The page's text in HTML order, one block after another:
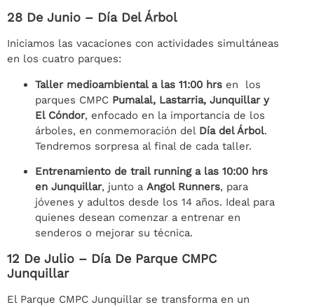
28 De Junio – Día Del Árbol
Iniciamos las vacaciones con actividades simultáneas
en los cuatro parques:
Taller medioambiental a las 11:00 hrs en los
parques CMPC Pumalal, Lastarria, Junquillar y
El Cóndor, enfocado en la importancia de los
árboles, en conmemoración del Día del Árbol.
Tendremos sorpresa al final de cada taller.
Entrenamiento de trail running a las 10:00 hrs
en Junquillar, junto a Angol Runners, para
jóvenes y adultos desde los 14 años. Ideal para
quienes desean comenzar a entrenar en
senderos o mejorar su técnica.
12 De Julio – Día De Parque CMPC
Junquillar
El Parque CMPC Junquillar se transforma en un